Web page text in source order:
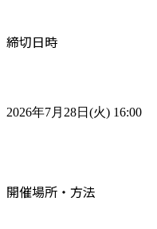
締切日時
2026年7月28日(火) 16:00
開催場所・方法